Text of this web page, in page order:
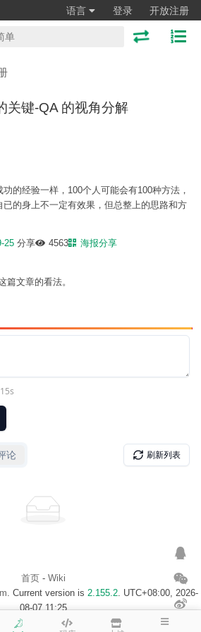
语言 登录 开放注册
关键-QA 的视角分解
的经验一样，100个人可能会有100种方法，
的身上不一定有效果，但总整上的思路和方
25 分享 4563
海报分享
篇文章的看法。
首页- Wiki
. Current version is 2.155.2. UTC+08:00, 2026-
08-07 11:25
14020137号-1 $访客地图$